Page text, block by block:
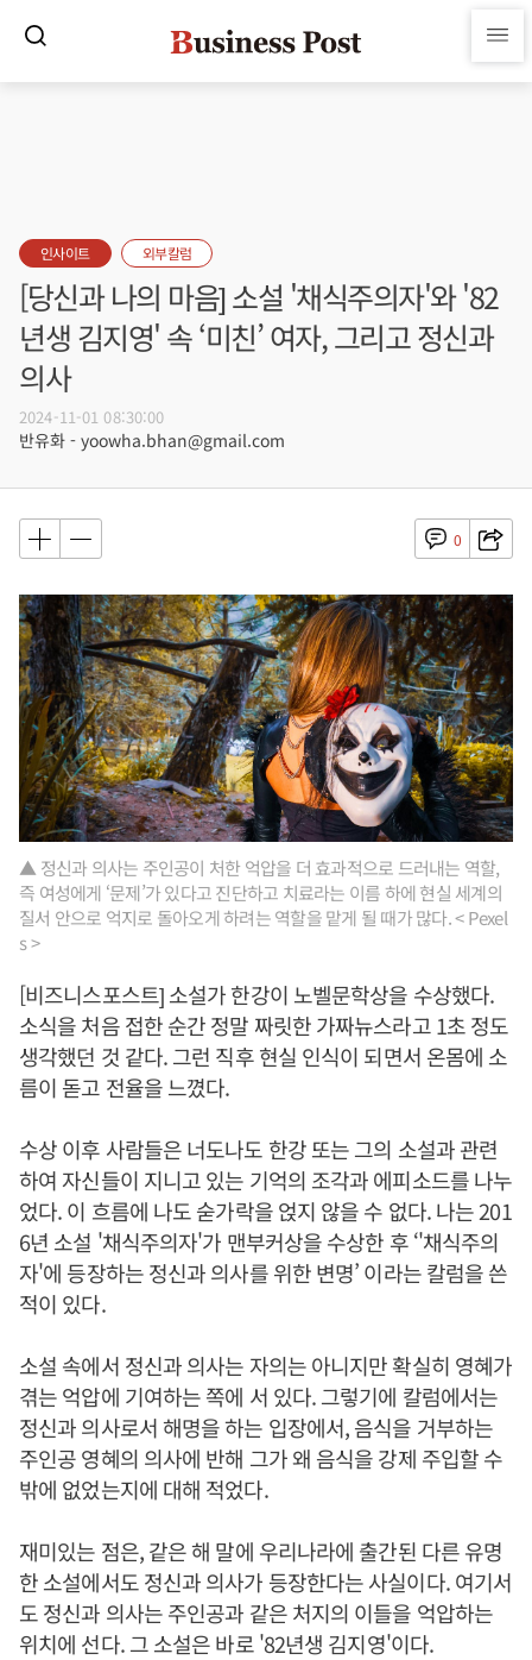
인사이트 외부칼럼
[당신과 나의 마음] 소설 '채식주의자'와 '82
년생 김지영' 속 ‘미친’ 여자, 그리고 정신과
의사
2024-11-01 08:30:00
반유화 - yoowha.bhan@gmail.com
0
▲ 정신과 의사는 주인공이 처한 억압을 더 효과적으로 드러내는 역할,
즉 여성에게 ‘문제’가 있다고 진단하고 치료라는 이름 하에 현실 세계의
질서 안으로 억지로 돌아오게 하려는 역할을 맡게 될 때가 많다. < Pexel
s >
[비즈니스포스트] 소설가 한강이 노벨문학상을 수상했다.
소식을 처음 접한 순간 정말 짜릿한 가짜뉴스라고 1초 정도
생각했던 것 같다. 그런 직후 현실 인식이 되면서 온몸에 소
름이 돋고 전율을 느꼈다.
수상 이후 사람들은 너도나도 한강 또는 그의 소설과 관련
하여 자신들이 지니고 있는 기억의 조각과 에피소드를 나누
었다. 이 흐름에 나도 숟가락을 얹지 않을 수 없다. 나는 201
6년 소설 '채식주의자'가 맨부커상을 수상한 후 ‘'채식주의
자'에 등장하는 정신과 의사를 위한 변명’ 이라는 칼럼을 쓴
적이 있다.
소설 속에서 정신과 의사는 자의는 아니지만 확실히 영혜가
겪는 억압에 기여하는 쪽에 서 있다. 그렇기에 칼럼에서는
정신과 의사로서 해명을 하는 입장에서, 음식을 거부하는
주인공 영혜의 의사에 반해 그가 왜 음식을 강제 주입할 수
밖에 없었는지에 대해 적었다.
재미있는 점은, 같은 해 말에 우리나라에 출간된 다른 유명
한 소설에서도 정신과 의사가 등장한다는 사실이다. 여기서
도 정신과 의사는 주인공과 같은 처지의 이들을 억압하는
위치에 선다. 그 소설은 바로 '82년생 김지영'이다.